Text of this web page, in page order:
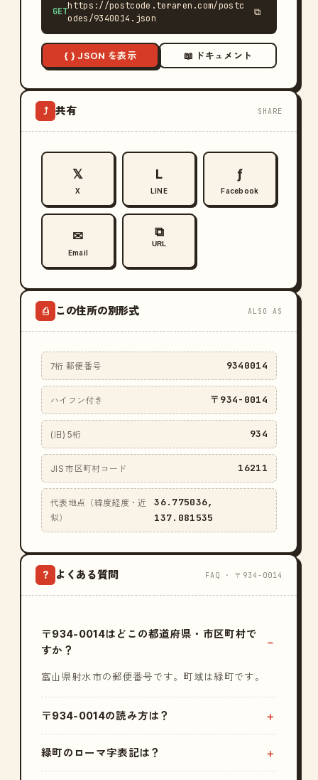
GET
https://postcode.teraren.com/postc
odes/9340014.json
⧉
{ } JSON を表示 📖 ドキュメント
⤴ 共有 SHARE
𝕏
X
L
LINE
ƒ
Facebook
✉
Email
⧉
URL
⎙ この住所の別形式 ALSO AS
7桁 郵便番号 9340014
ハイフン付き 〒934-0014
(旧) 5桁 934
JIS 市区町村コード 16211
代表地点（緯度経度・近
似）
36.775036,
137.081535
? よくある質問 FAQ · 〒934-0014
〒934-0014はどこの都道府県・市区町村で
すか？
富山県射水市の郵便番号です。町域は緑町です。
〒934-0014の読み方は？
緑町のローマ字表記は？